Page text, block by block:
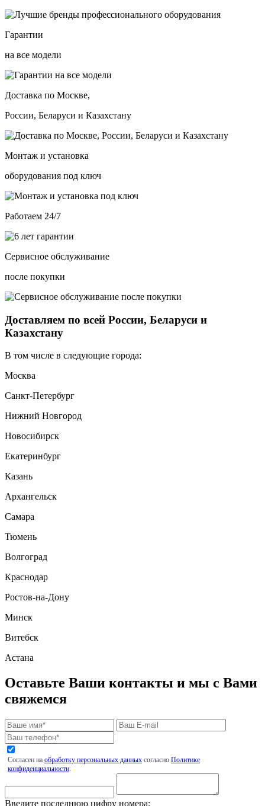
Гарантии
на все модели
Доставка по Москве,
России, Беларуси и Казахстану
Монтаж и установка
оборудования под ключ
Работаем 24/7
Сервисное обслуживание
после покупки
Доставляем по всей России, Беларуси и
Казахстану
В том числе в следующие города:
Москва
Санкт-Петербург
Нижний Новгород
Новосибирск
Екатеринбург
Казань
Архангельск
Самара
Тюмень
Волгоград
Краснодар
Ростов-на-Дону
Минск
Витебск
Астана
Оставьте Ваши контакты и мы с Вами
свяжемся
Согласен на обработку персональных данных согласно Политике
конфиденциальности.
Введите последнюю цифру номера: